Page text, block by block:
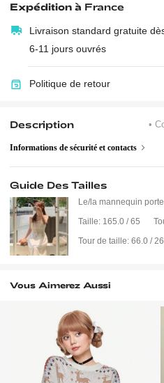
Expédition à France
Livraison standard gratuite
6-11 jours ouvrés
Politique de retour
Description •
Informations de sécurité et contacts
Guide Des Tailles
Le/la mannequin
Taille: 165.0 / 65
Tour de taille: 66.0 / 26
Vous Aimerez Aussi